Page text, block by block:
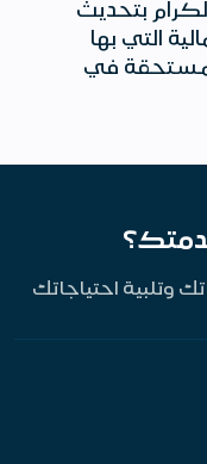
بتحديث
التي بها
في
احتياجاتك